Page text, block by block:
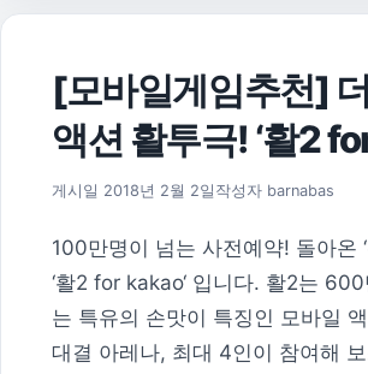
[모바일게임추천]
액션 활투극! ‘활2
게시일 2018년 2월 2일 2018년 2월 2일
작성자 barnabas
100만명이 넘는 사전예약! 돌아온
‘활2 for kakao‘ 입니다. 활2는
는 특유의 손맛이 특징인 모바일
대결 아레나, 최대 4인이 참여해